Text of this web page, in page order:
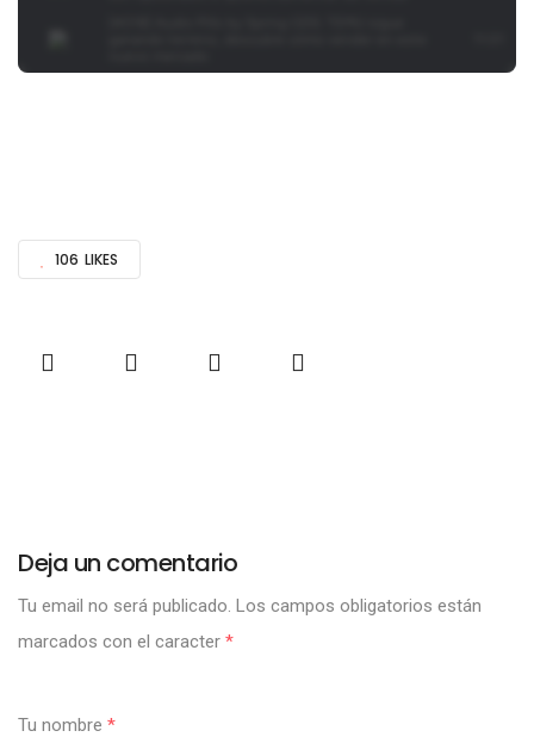
106 LIKES
Deja un comentario
Tu email no será publicado. Los campos obligatorios están
marcados con el caracter *
Tu nombre *